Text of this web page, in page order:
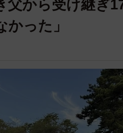
から受け継ぎ
った」